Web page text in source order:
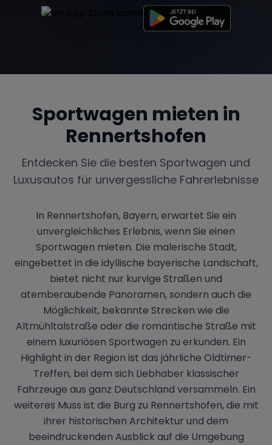
Sportwagen mieten in
Rennertshofen
Entdecken Sie die besten Sportwagen und
Luxusautos für unvergessliche Fahrerlebnisse
In Rennertshofen, Bayern, erwartet Sie ein
unvergleichliches Erlebnis, wenn Sie einen
Sportwagen mieten. Die malerische Stadt,
eingebettet in die idyllische bayerische Landschaft,
bietet nicht nur kurvige Straßen und
atemberaubende Panoramen, sondern auch die
Möglichkeit, bekannte Strecken wie die
Altmühltalstraße oder die romantische Straße mit
einem luxuriösen Sportwagen zu erkunden. Ein
Highlight in der Region ist das jährliche Oldtimer-
Treffen, bei dem sich Liebhaber klassischer
Fahrzeuge aus ganz Deutschland versammeln. Ein
weiteres Muss ist die Burg zu Rennertshofen, die mit
ihrer historischen Architektur und dem
beeindruckenden Ausblick auf die Umgebung